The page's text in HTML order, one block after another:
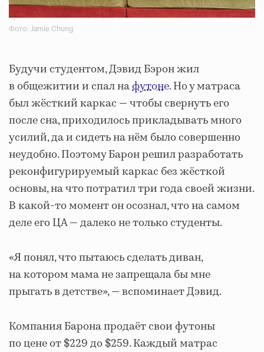
Фото: Jamie Chung
Будучи студентом, Дэвид Бэрон жил
в общежитии и спал нафутоне. Но у матраса
был жёсткий каркас — чтобы свернуть его
после сна, приходилось прикладывать много
усилий, да и сидеть на нём было совершенно
неудобно. Поэтому Барон решил разработать
реконфигурируемый каркас без жёсткой
основы, на что потратил три года своей жизни.
В какой-то момент он осознал, что на самом
деле его ЦА — далеко не только студенты.
«Я понял, что пытаюсь сделать диван,
на котором мама не запрещала бы мне
прыгать в детстве», — вспоминает Дэвид.
Компания Барона продаёт свои футоны
по цене от $229 до $259. Каждый матрас